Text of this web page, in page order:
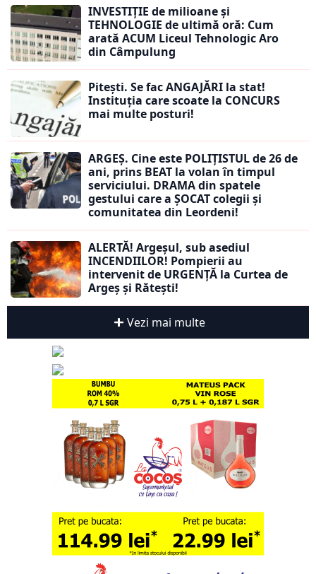
INVESTIȚIE de milioane și
TEHNOLOGIE de ultimă oră: Cum
arată ACUM Liceul Tehnologic Aro
din Câmpulung
Pitești. Se fac ANGAJĂRI la stat!
Instituția care scoate la CONCURS
mai multe posturi!
ARGEȘ. Cine este POLIȚISTUL de 26 de
ani, prins BEAT la volan în timpul
serviciului. DRAMA din spatele
gestului care a ȘOCAT colegii și
comunitatea din Leordeni!
ALERTĂ! Argeșul, sub asediul
INCENDIILOR! Pompierii au
intervenit de URGENȚĂ la Curtea de
Argeș și Rătești!
Vezi mai multe